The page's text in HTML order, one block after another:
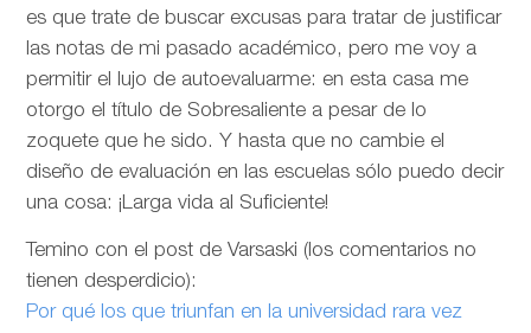
es que trate de buscar excusas para tratar de justificar
las notas de mi pasado académico, pero me voy a
permitir el lujo de autoevaluarme: en esta casa me
otorgo el título de Sobresaliente a pesar de lo
zoquete que he sido. Y hasta que no cambie el
diseño de evaluación en las escuelas sólo puedo decir
una cosa: ¡Larga vida al Suficiente!
Temino con el post de Varsaski (los comentarios no
tienen desperdicio):
Por qué los que triunfan en la universidad rara vez